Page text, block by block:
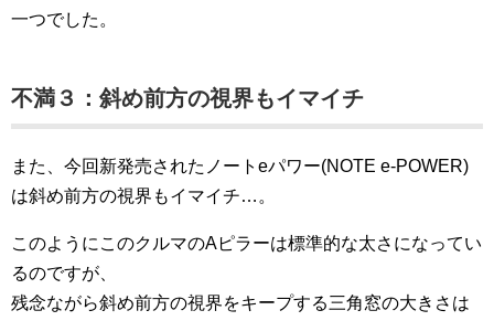
一つでした。
不満３：斜め前方の視界もイマイチ
また、今回新発売されたノートeパワー(NOTE e-POWER)
は斜め前方の視界もイマイチ…。
このようにこのクルマのAピラーは標準的な太さになってい
るのですが、
残念ながら斜め前方の視界をキープする三角窓の大きさは